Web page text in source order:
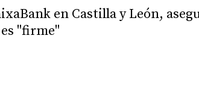
en Castilla y León,
"firme"